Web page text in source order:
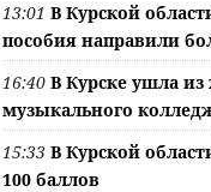
13:01 В Курской
пособия направили
16:40 В Курске ушла
музыкального
15:33 В Курской
100 баллов